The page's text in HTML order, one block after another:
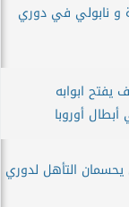
و نابولي في دوري
يفتح ابوابه
أبطال أوروبا
التأهل لدوري